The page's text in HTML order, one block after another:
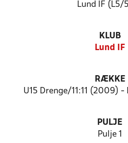
Lund IF (L5/
KLUB
Lund IF
RÆKKE
U15 Drenge/11:11 (2009) -
PULJE
Pulje 1